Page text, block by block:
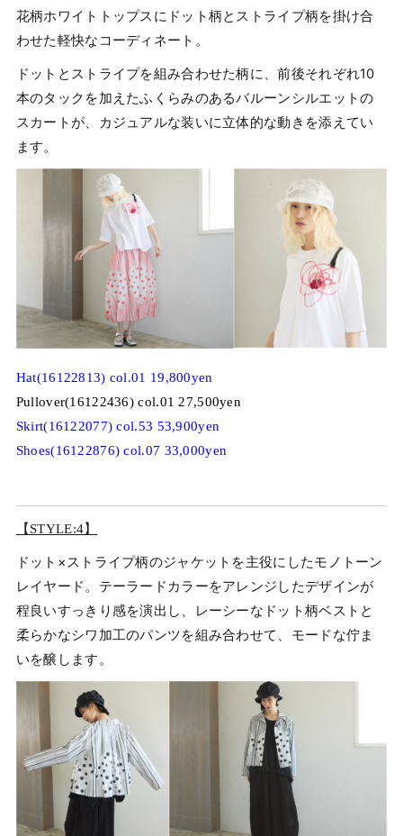
花柄ホワイトトップスにドット柄とストライプ柄を掛け合
わせた軽快なコーディネート。
ドットとストライプを組み合わせた柄に、前後それぞれ10
本のタックを加えたふくらみのあるバルーンシルエットの
スカートが、カジュアルな装いに立体的な動きを添えてい
ます。
Hat(16122813) col.01 19,800yen
Pullover(16122436) col.01 27,500yen
Skirt(16122077) col.53 53,900yen
Shoes(16122876) col.07 33,000yen
【STYLE:4】
ドット×ストライプ柄のジャケットを主役にしたモノトーン
レイヤード。テーラードカラーをアレンジしたデザインが
程良いすっきり感を演出し、レーシーなドット柄ベストと
柔らかなシワ加工のパンツを組み合わせて、モードな佇ま
いを醸します。